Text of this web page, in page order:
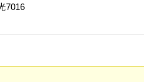
7016